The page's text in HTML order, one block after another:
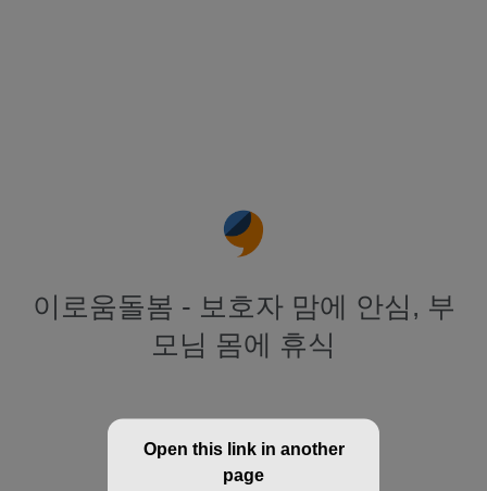
이로움돌봄 - 보호자 맘에 안심, 부
모님 몸에 휴식